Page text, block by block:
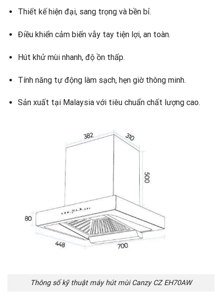
Thiết kế hiện đại, sang trọng và bền bỉ.
Điều khiển cảm biến vẫy tay tiện lợi, an toàn.
Hút khử mùi nhanh, độ ồn thấp.
Tính năng tự động làm sạch, hẹn giờ thông minh.
Sản xuất tại Malaysia với tiêu chuẩn chất lượng cao.
Thông số kỹ thuật máy hút mùi Canzy CZ EH70AW